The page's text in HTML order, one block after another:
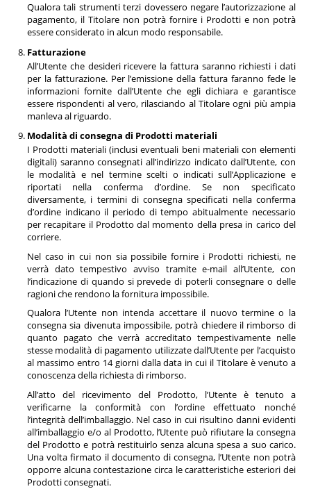
Qualora tali strumenti terzi dovessero negare l’autorizzazione al
pagamento, il Titolare non potrà fornire i Prodotti e non potrà
essere considerato in alcun modo responsabile.
Fatturazione
All’Utente che desideri ricevere la fattura saranno richiesti i dati
per la fatturazione. Per l’emissione della fattura faranno fede le
informazioni fornite dall’Utente che egli dichiara e garantisce
essere rispondenti al vero, rilasciando al Titolare ogni più ampia
manleva al riguardo.
Modalità di consegna di Prodotti materiali
I Prodotti materiali (inclusi eventuali beni materiali con elementi
digitali) saranno consegnati all’indirizzo indicato dall’Utente, con
le modalità e nel termine scelti o indicati sull’Applicazione e
riportati nella conferma d’ordine. Se non specificato
diversamente, i termini di consegna specificati nella conferma
d’ordine indicano il periodo di tempo abitualmente necessario
per recapitare il Prodotto dal momento della presa in carico del
corriere.
Nel caso in cui non sia possibile fornire i Prodotti richiesti, ne
verrà dato tempestivo avviso tramite e-mail all’Utente, con
l’indicazione di quando si prevede di poterli consegnare o delle
ragioni che rendono la fornitura impossibile.
Qualora l’Utente non intenda accettare il nuovo termine o la
consegna sia divenuta impossibile, potrà chiedere il rimborso di
quanto pagato che verrà accreditato tempestivamente nelle
stesse modalità di pagamento utilizzate dall’Utente per l’acquisto
al massimo entro 14 giorni dalla data in cui il Titolare è venuto a
conoscenza della richiesta di rimborso.
All’atto del ricevimento del Prodotto, l’Utente è tenuto a
verificarne la conformità con l’ordine effettuato nonché
l’integrità dell’imballaggio. Nel caso in cui risultino danni evidenti
all’imballaggio e/o al Prodotto, l’Utente può rifiutare la consegna
del Prodotto e potrà restituirlo senza alcuna spesa a suo carico.
Una volta firmato il documento di consegna, l’Utente non potrà
opporre alcuna contestazione circa le caratteristiche esteriori dei
Prodotti consegnati.